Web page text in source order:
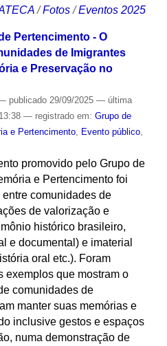
/Fotos /Eventos 2025
Pertencimento - O
de Imigrantes
e Preservação no
publicado29/09/2025 — última
— registrado em: Grupo de
e Pertencimento, Evento público,
promovido pelo Grupo de
e Pertencimento foi
comunidades de
de valorização e
histórico brasileiro,
e documental) e imaterial
oral etc.). Foram
exemplos que mostram o
comunidades de
manter suas memórias e
inclusive gestos e espaços
numa demonstração de